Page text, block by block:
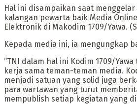
Hal ini disampaikan saat
kalangan pewarta baik Media
Elektronik di Makodim 1709/Yawa.
Kepada media ini, ia mengungkap
“TNI dalam hal ini Kodim 1709/
kerja sama teman-teman media.
menjadi satuan yang solid juga
para wartawan yang turut
mempublish setiap kegiatan yang